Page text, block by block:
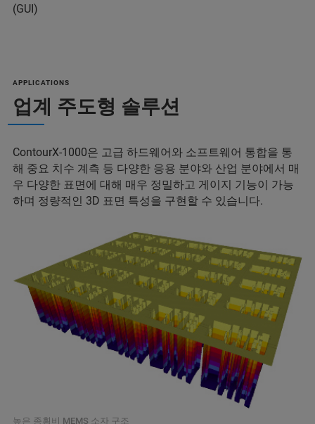
(GUI)
APPLICATIONS
업계 주도형 솔루션
ContourX-1000은 고급 하드웨어와 소프트웨어 통합을 통
해 중요 치수 계측 등 다양한 응용 분야와 산업 분야에서 매
우 다양한 표면에 대해 매우 정밀하고 게이지 기능이 가능
하며 정량적인 3D 표면 특성을 구현할 수 있습니다.
높은 종횡비 MEMS 소자 구조